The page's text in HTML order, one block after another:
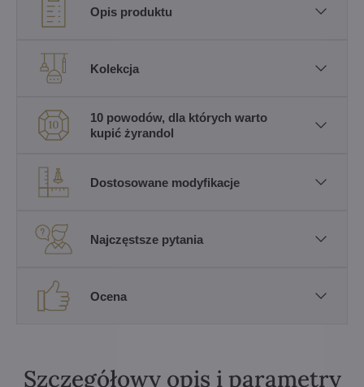
Opis produktu
Kolekcja
10 powodów, dla których warto
kupić żyrandol
Dostosowane modyfikacje
Najczęstsze pytania
Ocena
Szczegółowy opis i parametry